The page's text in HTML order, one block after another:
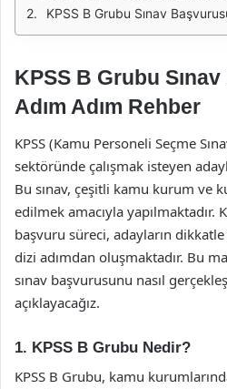
KPSS B Grubu Sınav
KPSS B Grubu
Adım Adım Rehber
KPSS (Kamu Personeli Seçme
sektöründe çalışmak isteyen
Bu sınav, çeşitli kamu kurum ve
edilmek amacıyla yapılmaktadır.
başvuru süreci, adayların
dizi adımdan oluşmaktadır. Bu
sınav başvurusunu nasıl
açıklayacağız.
1. KPSS B Grubu Nedir?
KPSS B Grubu, kamu